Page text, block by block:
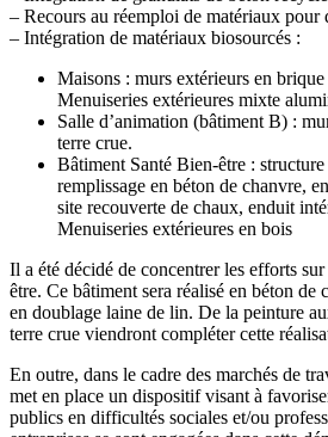
– Recours au réemploi de matériaux pour
– Intégration de matériaux biosourcés :
Maisons : murs extérieurs en
Menuiseries extérieures mixte
Salle d’animation (bâtiment B) :
terre crue.
Bâtiment Santé Bien-être :
remplissage en béton de chanvre,
site recouverte de chaux, enduit
Menuiseries extérieures en bois
Il a été décidé de concentrer les efforts
être. Ce bâtiment sera réalisé en béton de
en doublage laine de lin. De la peinture
terre crue viendront compléter cette
En outre, dans le cadre des marchés de
met en place un dispositif visant à
publics en difficultés sociales et/ou